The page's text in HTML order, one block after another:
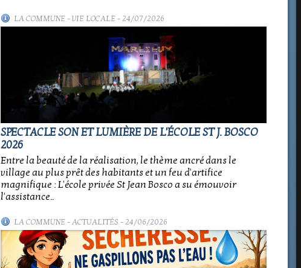
LA COMMUNE-VIE LOCALE- 24/07/2026
SPECTACLE SON ET LUMIÈRE DE L'ÉCOLE ST J. BOSCO
2026
Entre la beauté de la réalisation, le thème ancré dans le
village au plus prêt des habitants et un feu d'artifice
magnifique : L'école privée St Jean Bosco a su émouvoir
l'assistance..
LA COMMUNE-ACTUALITÉS - 24/06/2026